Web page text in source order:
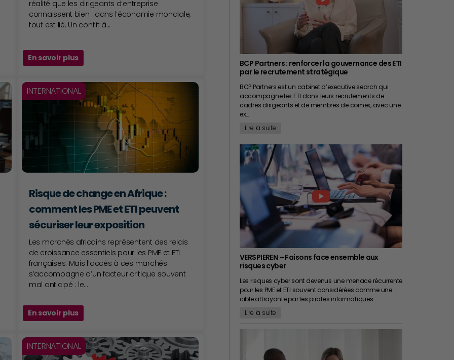
réalité que les dirigeants d’entreprise
connaissent bien : dans l’économie mondiale,
tout est lié. Un conflit à...
En savoir plus
INTERNATIONAL
Risque de change en Afrique :
comment les PME et ETI peuvent
sécuriser leur exposition
Les marchés africains représentent des relais
de croissance essentiels pour les PME et ETI
françaises. Mais l’accès à ces marchés
s’accompagne d’un facteur critique souvent
mal anticipé : le...
En savoir plus
INTERNATIONAL
BCP Partners : renforcer la gouvernance des ETI
par le recrutement stratégique
BCP Partners est un cabinet d’executive search qui
accompagne les ETI dans leurs recrutements de
cadres dirigeants et de membres de comex, avec une
ex…
Lire la suite
VERSPIEREN – Faisons face ensemble aux
risques cyber
Les risques cyber sont devenus une menace récurrente
pour les PME et ETI souvent considérées comme une
cible attrayante par les pirates informatiques.…
Lire la suite